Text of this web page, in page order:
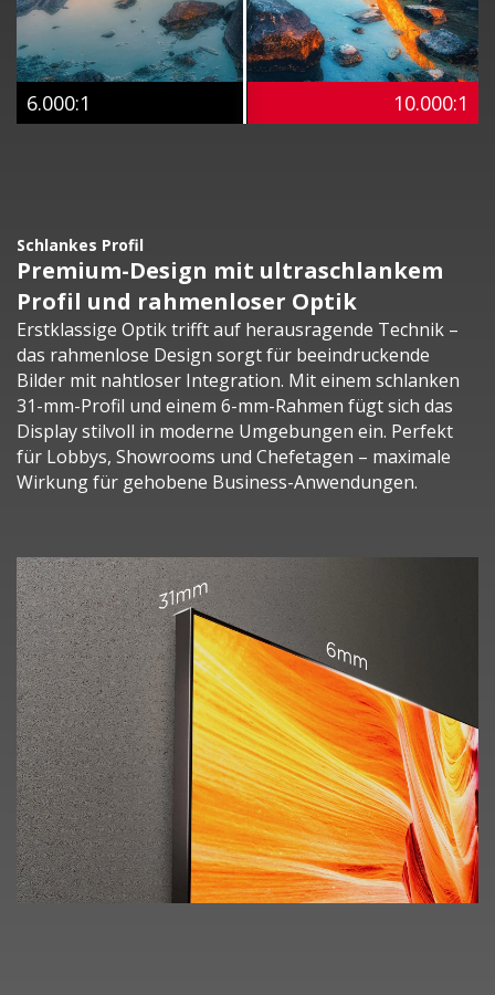
6.000:1 10.000:1
Schlankes Profil
Premium-Design mit ultraschlankem
Profil und rahmenloser Optik
Erstklassige Optik trifft auf herausragende Technik –
das rahmenlose Design sorgt für beeindruckende
Bilder mit nahtloser Integration. Mit einem schlanken
31-mm-Profil und einem 6-mm-Rahmen fügt sich das
Display stilvoll in moderne Umgebungen ein. Perfekt
für Lobbys, Showrooms und Chefetagen – maximale
Wirkung für gehobene Business-Anwendungen.